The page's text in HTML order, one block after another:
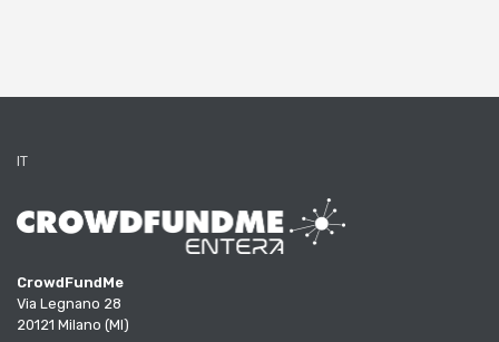
IT
CrowdFundMe
Via Legnano 28
20121 Milano (MI)